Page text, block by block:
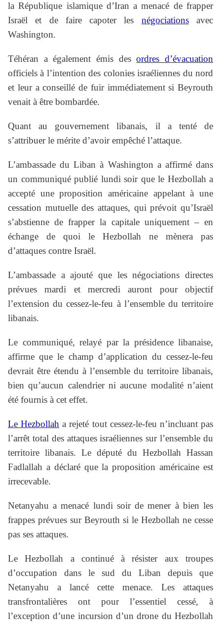
la République islamique d’Iran a menacé de frapper
Israël et de faire capoter les négociationsavec
Washington.
Téhéran a également émis desordres d’évacuation
officiels à l’intention des colonies israéliennes du nord
et leur a conseillé de fuir immédiatement si Beyrouth
venait à être bombardée.
Quant au gouvernement libanais, il a tenté de
s’attribuer le mérite d’avoir empêché l’attaque.
L’ambassade du Liban à Washington a affirmé dans
un communiqué publié lundi soir que le Hezbollah a
accepté une proposition américaine appelant à une
cessation mutuelle des attaques, qui prévoit qu’Israël
s’abstienne de frapper la capitale uniquement – en
échange de quoi le Hezbollah ne mènera pas
d’attaques contre Israël.
L’ambassade a ajouté que les négociations directes
prévues mardi et mercredi auront pour objectif
l’extension du cessez-le-feu à l’ensemble du territoire
libanais.
Le communiqué, relayé par la présidence libanaise,
affirme que le champ d’application du cessez-le-feu
devrait être étendu à l’ensemble du territoire libanais,
bien qu’aucun calendrier ni aucune modalité n’aient
été fournis à cet effet.
Le Hezbollah a rejeté tout cessez-le-feu n’incluant pas
l’arrêt total des attaques israéliennes sur l’ensemble du
territoire libanais. Le député du Hezbollah Hassan
Fadlallah a déclaré que la proposition américaine est
irrecevable.
Netanyahu a menacé lundi soir de mener à bien les
frappes prévues sur Beyrouth si le Hezbollah ne cesse
pas ses attaques.
Le Hezbollah a continué à résister aux troupes
d’occupation dans le sud du Liban depuis que
Netanyahu a lancé cette menace. Les attaques
transfrontalières ont pour l’essentiel cessé, à
l’exception d’une incursion d’un drone du Hezbollah